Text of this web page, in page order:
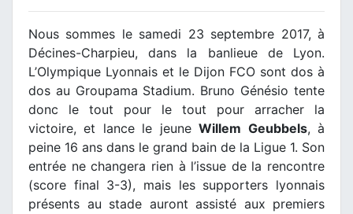
Nous sommes le samedi 23 septembre 2017, à
Décines-Charpieu, dans la banlieue de Lyon.
L’Olympique Lyonnais et le Dijon FCO sont dos à
dos au Groupama Stadium. Bruno Génésio tente
donc le tout pour le tout pour arracher la
victoire, et lance le jeuneWillem Geubbels, à
peine 16 ans dans le grand bain de la Ligue 1. Son
entrée ne changera rien à l’issue de la rencontre
(score final 3-3), mais les supporters lyonnais
présents au stade auront assisté aux premiers